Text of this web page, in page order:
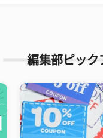
編集部ピック